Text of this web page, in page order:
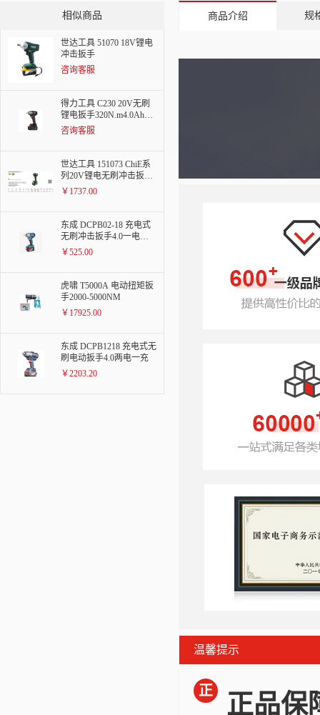
相似商品
世达工具 51070 18V锂电
冲击扳手
咨询客服
得力工具 C230 20V无刷
锂电扳手320N.m4.0Ah两
电一充
咨询客服
世达工具 151073 ChiE系
列20V锂电无刷冲击扳手
400N.m
￥1737.00
东成 DCPB02-18 充电式
无刷冲击扳手4.0一电一
充
￥525.00
虎啸 T5000A 电动扭矩扳
手2000-5000NM
￥17925.00
东成 DCPB1218 充电式无
刷电动扳手4.0两电一充
￥2203.20
商品介绍 规
温馨提示
正 正品保